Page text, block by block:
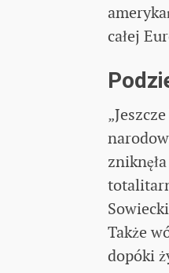
całej
Także
dopóki